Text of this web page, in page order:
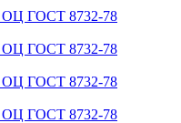
ГОСТ 8732-78
ГОСТ 8732-78
ГОСТ 8732-78
ГОСТ 8732-78